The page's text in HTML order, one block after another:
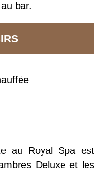
bar.
au Royal Spa est
Deluxe et les